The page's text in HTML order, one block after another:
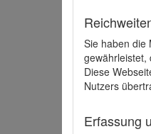
Sie haben die
gewährleistet,
Diese
Nutzers
Erfassung